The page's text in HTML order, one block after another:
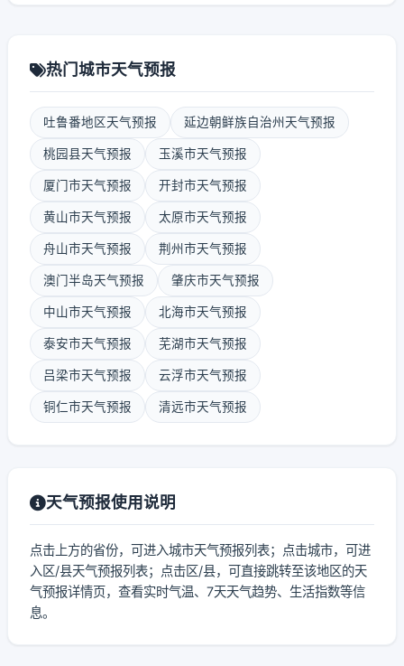
热门城市天气预报
吐鲁番地区天气预报 延边朝鲜族自治州天气预报
桃园县天气预报 玉溪市天气预报
厦门市天气预报 开封市天气预报
黄山市天气预报 太原市天气预报
舟山市天气预报 荆州市天气预报
澳门半岛天气预报 肇庆市天气预报
中山市天气预报 北海市天气预报
泰安市天气预报 芜湖市天气预报
吕梁市天气预报 云浮市天气预报
铜仁市天气预报 清远市天气预报
天气预报使用说明
点击上方的省份，可进入城市天气预报列表；点击城市，可进
入区/县天气预报列表；点击区/县，可直接跳转至该地区的天
气预报详情页，查看实时气温、7天天气趋势、生活指数等信
息。